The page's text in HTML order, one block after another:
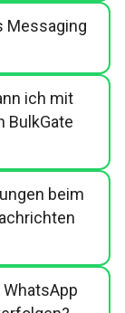
Messaging
ich mit
BulkGate
beim